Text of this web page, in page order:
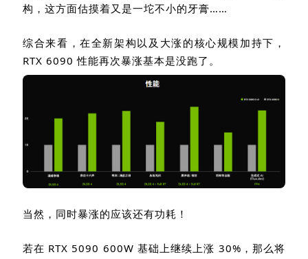
构，这方面估摸着又是一坨不小的牙膏……
综合来看，在全新架构以及大涨的核心规模加持下，
RTX 6090性能再次暴涨基本是没跑了。
当然，同时暴涨的应该还有功耗！
若在 RTX 5090 600W 基础上继续上涨 30% ，那么将